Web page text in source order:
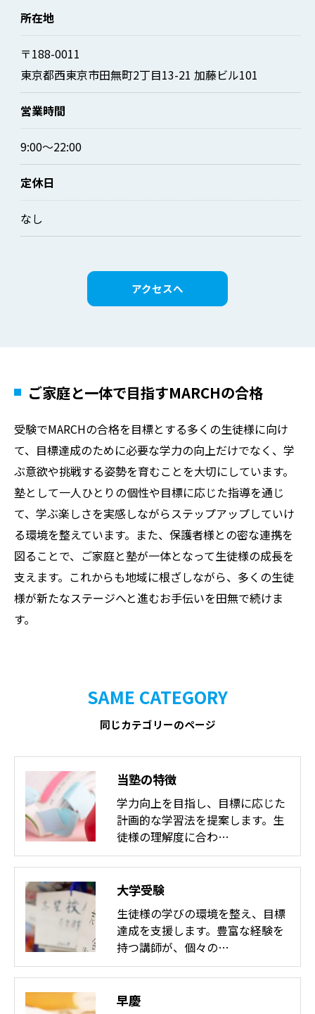
所在地
〒188-0011
東京都西東京市田無町2丁目13-21 加藤ビル101
営業時間
9:00～22:00
定休日
なし
アクセスへ
ご家庭と一体で目指すMARCHの合格
受験でMARCHの合格を目標とする多くの生徒様に向け
て、目標達成のために必要な学力の向上だけでなく、学
ぶ意欲や挑戦する姿勢を育むことを大切にしています。
塾として一人ひとりの個性や目標に応じた指導を通じ
て、学ぶ楽しさを実感しながらステップアップしていけ
る環境を整えています。また、保護者様との密な連携を
図ることで、ご家庭と塾が一体となって生徒様の成長を
支えます。これからも地域に根ざしながら、多くの生徒
様が新たなステージへと進むお手伝いを田無で続けま
す。
同じカテゴリーのページ
SAME CATEGORY
当塾の特徴
学力向上を目指し、目標に応じた
計画的な学習法を提案します。生
徒様の理解度に合わ…
大学受験
生徒様の学びの環境を整え、目標
達成を支援します。豊富な経験を
持つ講師が、個々の…
早慶